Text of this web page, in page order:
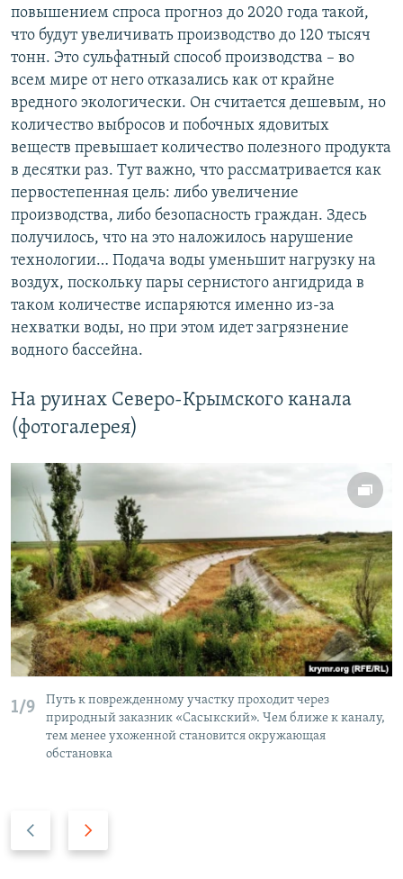
повышением спроса прогноз до 2020 года такой,
что будут увеличивать производство до 120 тысяч
тонн. Это сульфатный способ производства – во
всем мире от него отказались как от крайне
вредного экологически. Он считается дешевым, но
количество выбросов и побочных ядовитых
веществ превышает количество полезного продукта
в десятки раз. Тут важно, что рассматривается как
первостепенная цель: либо увеличение
производства, либо безопасность граждан. Здесь
получилось, что на это наложилось нарушение
технологии… Подача воды уменьшит нагрузку на
воздух, поскольку пары сернистого ангидрида в
таком количестве испаряются именно из-за
нехватки воды, но при этом идет загрязнение
водного бассейна.
На руинах Северо-Крымского канала
(фотогалерея)
1/9
Путь к поврежденному участку проходит через
природный заказник «Сасыкский». Чем ближе к каналу,
тем менее ухоженной становится окружающая
обстановка